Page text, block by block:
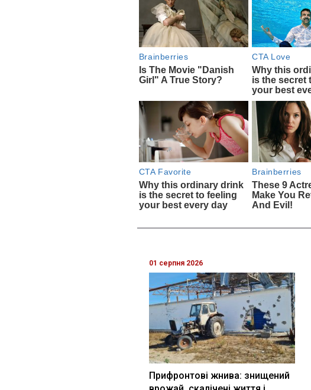
01 серпня 2026
Прифронтові жнива: знищений